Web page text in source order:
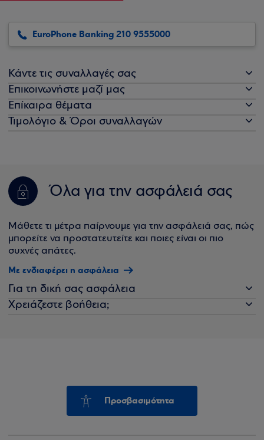
EuroPhone Banking 210 9555000
Κάντε τις συναλλαγές σας
Επικοινωνήστε μαζί μας
Επίκαιρα θέματα
Τιμολόγιο & Όροι συναλλαγών
Όλα για την ασφάλειά σας
Μάθετε τι μέτρα παίρνουμε για την ασφάλειά σας, πώς
μπορείτε να προστατευτείτε και ποιες είναι οι πιο
συχνές απάτες.
Με ενδιαφέρει η ασφάλεια
Για τη δική σας ασφάλεια
Χρειάζεστε βοήθεια;
Προσβασιμότητα